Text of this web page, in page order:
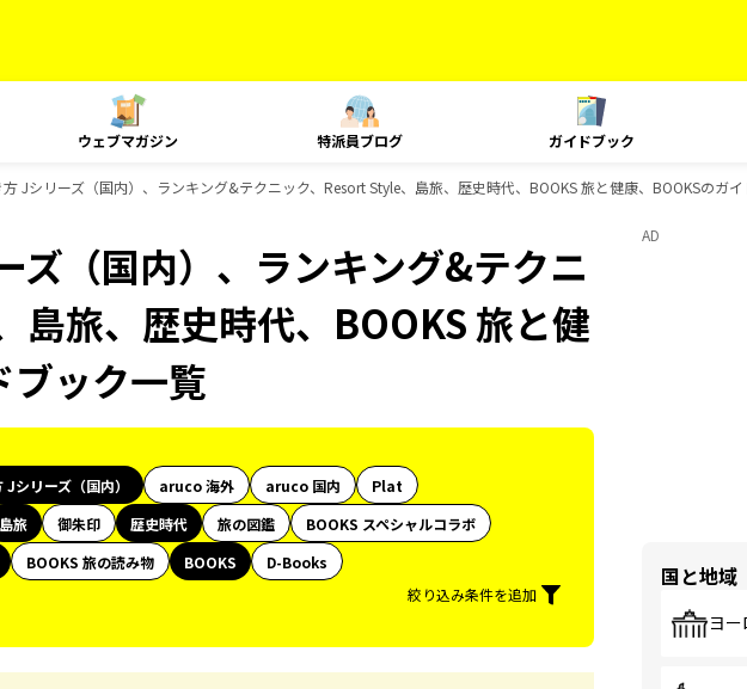
ウェブマガジン 特派員ブログ ガイドブック
Jシリーズ（国内）、ランキング&テクニック、Resort Style、島旅、歴史時代、BOOKS 旅と健康、BOOKSのガ
ズ（国内）、ランキング&テクニ
島旅、歴史時代、BOOKS 旅と健
ブック一覧
シリーズ（国内） aruco 海外 aruco 国内
Plat
島旅 御朱印 歴史時代 旅の図鑑
BOOKS スペシャルコラボ
BOOKS 旅の読み物 BOOKS
D-Books
絞り込み条件を追加
AD
国と地域
ヨ